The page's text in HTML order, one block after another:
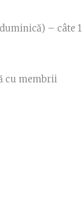
– câte 1
cu membrii